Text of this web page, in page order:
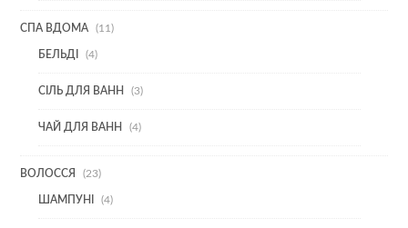
СПА ВДОМА 1111
БЕЛЬДІ
44
СІЛЬ ДЛЯ ВАНН
33
ЧАЙ ДЛЯ ВАНН
44
ВОЛОССЯ 2323
ШАМПУНІ
44